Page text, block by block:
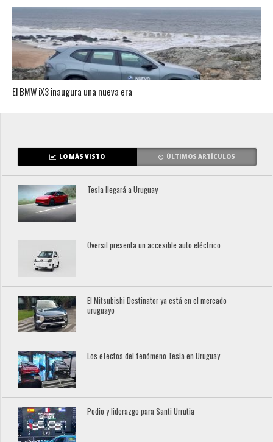
El BMW iX3 inaugura una nueva era
LO MÁS VISTO ÚLTIMOS ARTÍCULOS
Tesla llegará a Uruguay
Oversil presenta un accesible auto eléctrico
El Mitsubishi Destinator ya está en el mercado
uruguayo
Los efectos del fenómeno Tesla en Uruguay
Podio y liderazgo para Santi Urrutia